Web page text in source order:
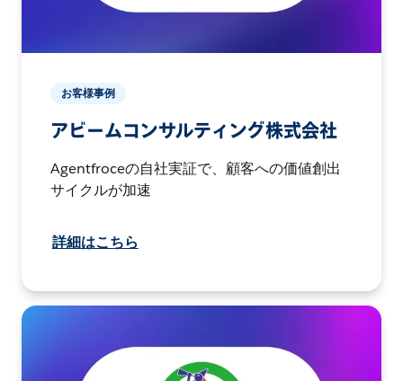
お客様事例
アビームコンサルティング株式会社
Agentfroceの自社実証で、顧客への価値創出
サイクルが加速
詳細はこちら